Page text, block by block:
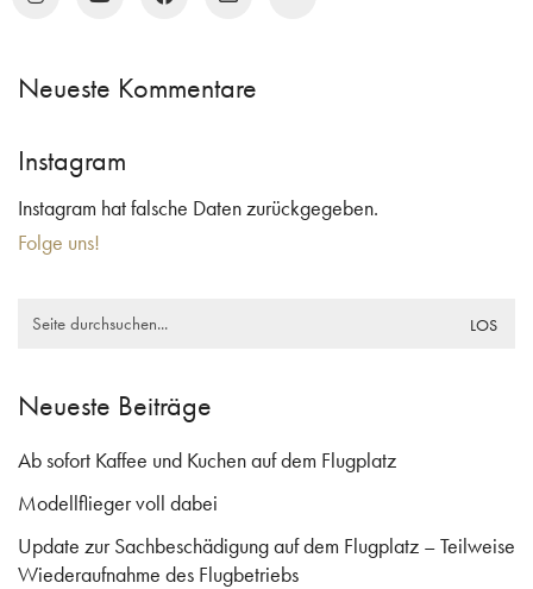
Neueste Kommentare
Instagram
Instagram hat falsche Daten zurückgegeben.
Folge uns!
Search
Neueste Beiträge
Ab sofort Kaffee und Kuchen auf dem Flugplatz
Modellflieger voll dabei
Update zur Sachbeschädigung auf dem Flugplatz – Teilweise
Wiederaufnahme des Flugbetriebs